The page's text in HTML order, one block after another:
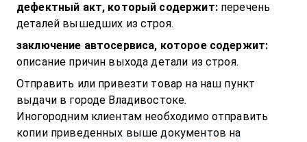
дефектный акт, который содержит:перечень
деталей вышедших из строя.
заключение автосервиса, которое содержит:
описание причин выхода детали из строя.
Отправить или привезти товар на наш пункт
выдачи в городе Владивостоке.
Иногородним клиентам необходимо отправить
копии приведенных выше документов на